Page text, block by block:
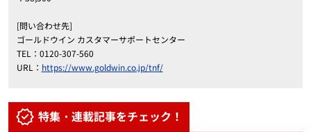
[問い合わせ先]
ゴールドウイン カスタマーサポートセンター
TEL：0120-307-560
URL： https://www.goldwin.co.jp/tnf/
特集・連載記事をチェック！